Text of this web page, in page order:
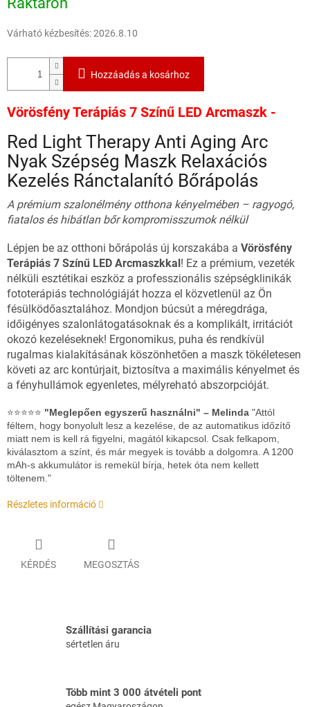
Várható kézbesítés:2026.8.10
Hozzáadás a kosárhoz
Vörösfény Terápiás 7 Színű LED Arcmaszk -
Red Light Therapy Anti Aging Arc
Nyak Szépség Maszk Relaxációs
Kezelés Ránctalanító Bőrápolás
A prémium szalonélmény otthona kényelmében – ragyogó,
fiatalos és hibátlan bőr kompromisszumok nélkül
Lépjen be az otthoni bőrápolás új korszakába a Vörösfény
Terápiás 7 Színű LED Arcmaszkkal! Ez a prémium, vezeték
nélküli esztétikai eszköz a professzionális szépségklinikák
fototerápiás technológiáját hozza el közvetlenül az Ön
fésülködőasztalához. Mondjon búcsút a méregdrága,
időigényes szalonlátogatásoknak és a komplikált, irritációt
okozó kezeléseknek! Ergonomikus, puha és rendkívül
rugalmas kialakításának köszönhetően a maszk tökéletesen
követi az arc kontúrjait, biztosítva a maximális kényelmet és
a fényhullámok egyenletes, mélyreható abszorpcióját.
⭐⭐⭐⭐⭐ "Meglepően egyszerű használni" – Melinda "Attól
féltem, hogy bonyolult lesz a kezelése, de az automatikus időzítő
miatt nem is kell rá figyelni, magától kikapcsol . Csak felkapom,
kiválasztom a színt, és már megyek is tovább a dolgomra. A 1200
mAh-s akkumulátor is remekül bírja, hetek óta nem kellett
töltenem ."
Részletes információ
KÉRDÉS MEGOSZTÁS
Szállítási garancia
sértetlen áru
Több mint 3 000 átvételi pont